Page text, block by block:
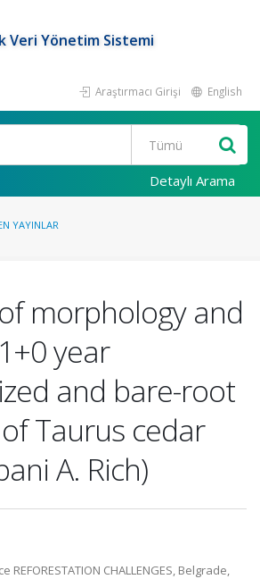
Veri Yönetim Sistemi
Araştırmacı Girişi English
Detaylı Arama
YAYINLAR
morphology and
year
and bare-root
Taurus cedar
A. Rich)
CHALLENGES, Belgrade,